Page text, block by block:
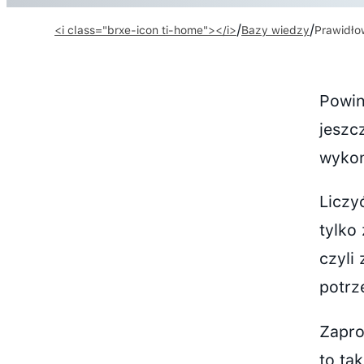
<i class="brxe-icon ti-home"></i>/Bazy wiedzy/
tylko
czyli